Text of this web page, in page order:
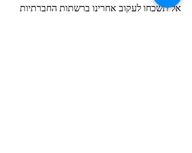
אל תשכחו לעקוב אחרינו ברשתות החברתיות